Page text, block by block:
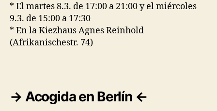
* El martes 8.3. de 17:00 a 21:00 y el miércoles
9.3. de 15:00 a 17:30
* En la Kiezhaus Agnes Reinhold
(Afrikanischestr. 74)
→ Acogida en Berlín ←